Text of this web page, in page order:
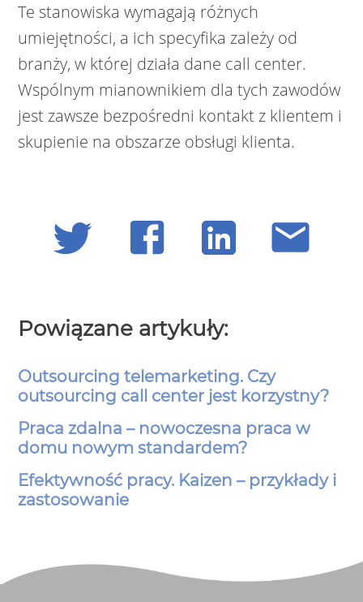
Te stanowiska wymagają różnych
umiejętności, a ich specyfika zależy od
branży, w której działa dane call center.
Wspólnym mianownikiem dla tych zawodów
jest zawsze bezpośredni kontakt z klientem i
skupienie na obszarze obsługi klienta.
Powiązane artykuły:
Outsourcing telemarketing. Czy
outsourcing call center jest korzystny?
Praca zdalna – nowoczesna praca w
domu nowym standardem?
Efektywność pracy. Kaizen – przykłady i
zastosowanie